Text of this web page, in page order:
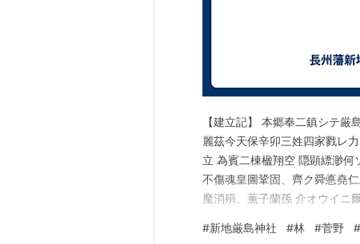
【建立記】 本郷奉二鎮シテ
麗茲今天保辛卯三姓四家戮レ
立 為賓二棟楹翔空 隠顕縹渺
不傷魂皇圖鞏固、齊ク舜悳堯
魔消殞、薫子蘭孫 介オウイニ
千之承直道岡本定五郎廣利 【
#新地厳島神社 #林 #菅野 #